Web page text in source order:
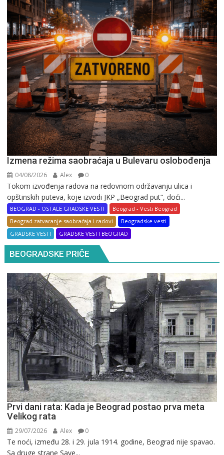
Izmena režima saobraćaja u Bulevaru oslobođenja
04/08/2026 Alex 0
Tokom izvođenja radova na redovnom održavanju ulica i
opštinskih puteva, koje izvodi JKP „Beograd put“, doći...
BEOGRAD - OSTALE GRADSKE VESTI
Beograd - Vesti Beograd
Beograd zatvaranje saobraćaja i radovi
Beogradske vesti
GRADSKE VESTI
GRADSKE VESTI BEOGRAD
BEOGRADSKE PRIČE
Prvi dani rata: Kada je Beograd postao prva meta
Velikog rata
29/07/2026 Alex 0
Te noći, između 28. i 29. jula 1914. godine, Beograd nije spavao.
Sa druge strane Save...